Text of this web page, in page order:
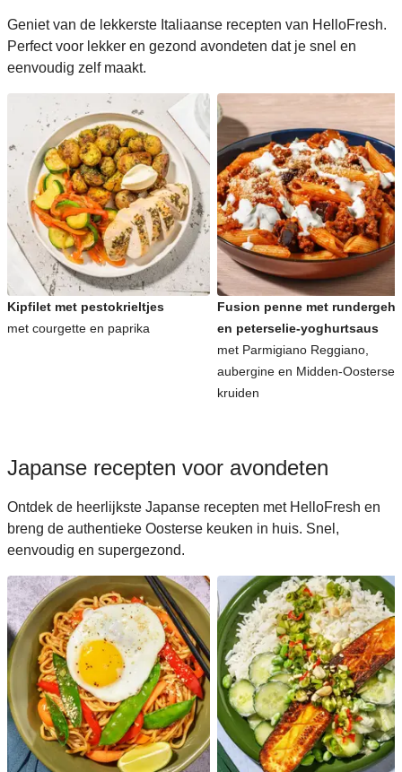
Geniet van de lekkerste Italiaanse recepten van HelloFresh.
Perfect voor lekker en gezond avondeten dat je snel en
eenvoudig zelf maakt.
Kipfilet met pestokrieltjes
met courgette en paprika
Fusion penne met
en peterselie-yoghurtsaus
met Parmigiano Reggiano,
aubergine en Midden-Oosterse
kruiden
Japanse recepten voor avondeten
Ontdek de heerlijkste Japanse recepten met HelloFresh en
breng de authentieke Oosterse keuken in huis. Snel,
eenvoudig en supergezond.